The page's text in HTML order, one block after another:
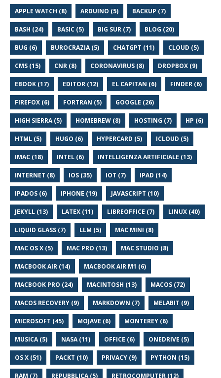
APPLE WATCH (8) ARDUINO (5) BACKUP (7)
BASH (24) BASIC (5) BIG SUR (7) BLOG (20)
BUG (6) BUROCRAZIA (5) CHATGPT (11) CLOUD (5)
CMS (15) CNR (8) CORONAVIRUS (8) DROPBOX (9)
EBOOK (17) EDITOR (12) EL CAPITAN (6) FINDER (6)
FIREFOX (6) FORTRAN (5) GOOGLE (26)
HIGH SIERRA (5) HOMEBREW (8) HOSTING (7) HP (6)
HTML (5) HUGO (6) HYPERCARD (5) ICLOUD (5)
IMAC (18) INTEL (6) INTELLIGENZA ARTIFICIALE (13)
INTERNET (8) IOS (35) IOT (7) IPAD (14)
IPADOS (6) IPHONE (19) JAVASCRIPT (10)
JEKYLL (13) LATEX (11) LIBREOFFICE (7) LINUX (40)
LIQUID GLASS (7) LLM (5) MAC MINI (8)
MAC OS X (5) MAC PRO (13) MAC STUDIO (8)
MACBOOK AIR (14) MACBOOK AIR M1 (6)
MACBOOK PRO (24) MACINTOSH (13) MACOS (72)
MACOS RECOVERY (9) MARKDOWN (7) MELABIT (9)
MICROSOFT (45) MOJAVE (6) MONTEREY (6)
MUSICA (5) NASA (11) OFFICE (6) ONEDRIVE (5)
OS X (51) PACKT (10) PRIVACY (9) PYTHON (15)
RAM (7) REPUBBLICA (5) RETROCOMPUTER (12)